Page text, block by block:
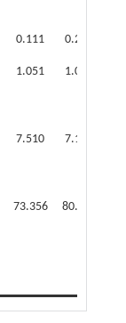
0.111 0.296
1.051 1.001
7.510 7.151
73.356 80.506